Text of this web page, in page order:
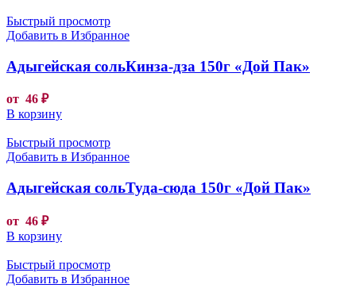
Быстрый просмотр
Добавить в Избранное
Адыгейская сольКинза-дза 150г «Дой Пак»
от 46 ₽
В корзину
Быстрый просмотр
Добавить в Избранное
Адыгейская сольТуда-сюда 150г «Дой Пак»
от 46 ₽
В корзину
Быстрый просмотр
Добавить в Избранное